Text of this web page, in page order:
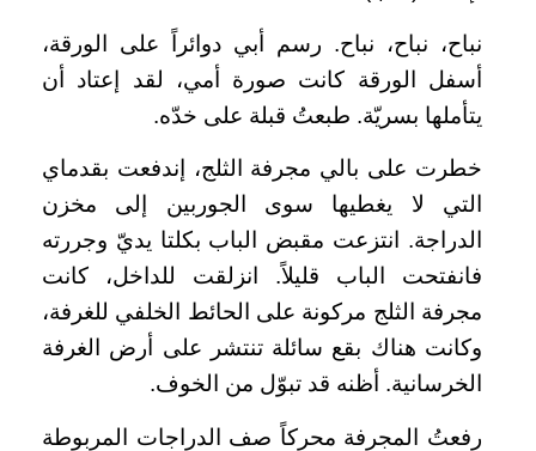
نباح، نباح، نباح. رسم أبي دوائراً على الورقة،
أسفل الورقة كانت صورة أمي، لقد إعتاد أن
يتأملها بسريّة. طبعتُ قبلة على خدّه.
خطرت على بالي مجرفة الثلج، إندفعت بقدماي
التي لا يغطيها سوى الجوربين إلى مخزن
الدراجة. انتزعت مقبض الباب بكلتا يديّ وجررته
فانفتحت الباب قليلاً. انزلقت للداخل، كانت
مجرفة الثلج مركونة على الحائط الخلفي للغرفة،
وكانت هناك بقع سائلة تنتشر على أرض الغرفة
الخرسانية. أظنه قد تبوّل من الخوف.
رفعتُ المجرفة محركاً صف الدراجات المربوطة